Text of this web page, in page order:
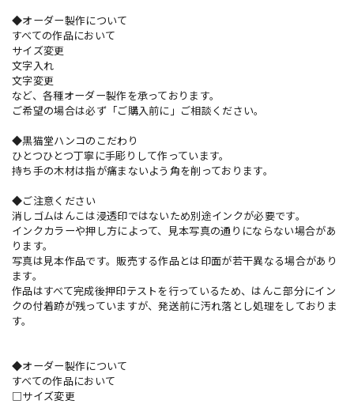
◆オーダー製作について
すべての作品において
サイズ変更
文字入れ
文字変更
など、各種オーダー製作を承っております。
ご希望の場合は必ず「ご購入前に」ご相談ください。
◆黒猫堂ハンコのこだわり
ひとつひとつ丁寧に手彫りして作っています。
持ち手の木材は指が痛まないよう角を削っております。
◆ご注意ください
消しゴムはんこは浸透印ではないため別途インクが必要です。
インクカラーや押し方によって、見本写真の通りにならない場合があ
ります。
写真は見本作品です。販売する作品とは印面が若干異なる場合があり
ます。
作品はすべて完成後押印テストを行っているため、はんこ部分にイン
クの付着跡が残っていますが、発送前に汚れ落とし処理をしておりま
す。
◆オーダー製作について
すべての作品において
□サイズ変更